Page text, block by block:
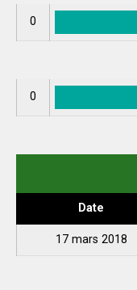
0
0
Date
17 mars 2018